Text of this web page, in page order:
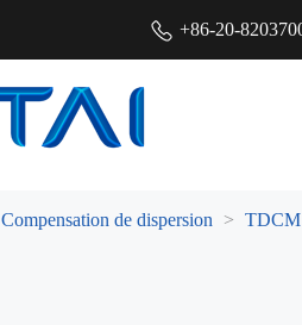
+86-20-
Compensation de dispersion TDCM